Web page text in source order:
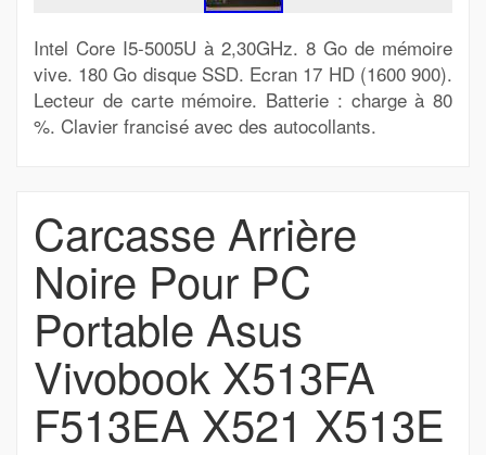
Intel Core I5-5005U à 2,30GHz. 8 Go de mémoire
vive. 180 Go disque SSD. Ecran 17 HD (1600 900).
Lecteur de carte mémoire. Batterie : charge à 80
%. Clavier francisé avec des autocollants.
Carcasse Arrière
Noire Pour PC
Portable Asus
Vivobook X513FA
F513EA X521 X513E